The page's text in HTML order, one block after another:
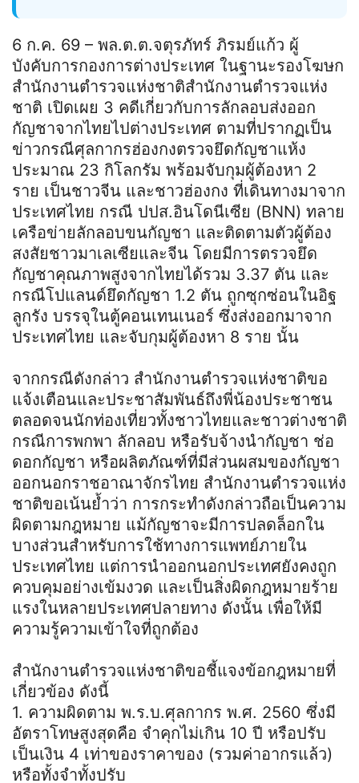
6 ก.ค. 69 – พล.ต.ต.จตุรภัทร์ ภิรมย์แก้ว ผู้
บังคับการกองการต่างประเทศ ในฐานะรองโฆษก
สำนักงานตำรวจแห่งชาติสำนักงานตำรวจแห่ง
ชาติ เปิดเผย 3 คดีเกี่ยวกับการลักลอบส่งออก
กัญชาจากไทยไปต่างประเทศ ตามที่ปรากฏเป็น
ข่าวกรณีศุลกากรฮ่องกงตรวจยึดกัญชาแห้ง
ประมาณ 23 กิโลกรัม พร้อมจับกุมผู้ต้องหา 2
ราย เป็นชาวจีน และชาวฮ่องกง ที่เดินทางมาจาก
ประเทศไทย กรณี ปปส.อินโดนีเซีย (BNN) ทลาย
เครือข่ายลักลอบขนกัญชา และติดตามตัวผู้ต้อง
สงสัยชาวมาเลเซียและจีน โดยมีการตรวจยึด
กัญชาคุณภาพสูงจากไทยได้รวม 3.37 ตัน และ
กรณีโปแลนด์ยึดกัญชา 1.2 ตัน ถูกซุกซ่อนในอิฐ
ลูกรัง บรรจุในตู้คอนเทนเนอร์ ซึ่งส่งออกมาจาก
ประเทศไทย และจับกุมผู้ต้องหา 8 ราย นั้น
จากกรณีดังกล่าว สำนักงานตำรวจแห่งชาติขอ
แจ้งเตือนและประชาสัมพันธ์ถึงพี่น้องประชาชน
ตลอดจนนักท่องเที่ยวทั้งชาวไทยและชาวต่างชาติ
กรณีการพกพา ลักลอบ หรือรับจ้างนำกัญชา ช่อ
ดอกกัญชา หรือผลิตภัณฑ์ที่มีส่วนผสมของกัญชา
ออกนอกราชอาณาจักรไทย สำนักงานตำรวจแห่ง
ชาติขอเน้นย้ำว่า การกระทำดังกล่าวถือเป็นความ
ผิดตามกฎหมาย แม้กัญชาจะมีการปลดล็อกใน
บางส่วนสำหรับการใช้ทางการแพทย์ภายใน
ประเทศไทย แต่การนำออกนอกประเทศยังคงถูก
ควบคุมอย่างเข้มงวด และเป็นสิ่งผิดกฎหมายร้าย
แรงในหลายประเทศปลายทาง ดังนั้น เพื่อให้มี
ความรู้ความเข้าใจที่ถูกต้อง
สำนักงานตำรวจแห่งชาติขอชี้แจงข้อกฎหมายที่
เกี่ยวข้อง ดังนี้
1. ความผิดตาม พ.ร.บ.ศุลกากร พ.ศ. 2560 ซึ่งมี
อัตราโทษสูงสุดคือ จำคุกไม่เกิน 10 ปี หรือปรับ
เป็นเงิน 4 เท่าของราคาของ (รวมค่าอากรแล้ว)
หรือทั้งจำทั้งปรับ